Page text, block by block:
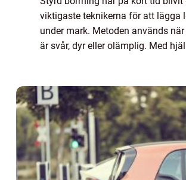
viktigaste teknikerna för att lägga
under mark. Metoden används
är svår, dyr eller olämplig. Med